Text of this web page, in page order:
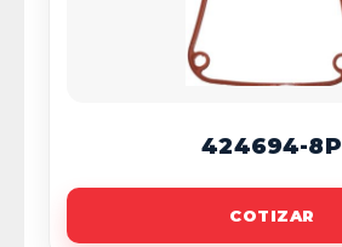
424694-8P
COTIZAR